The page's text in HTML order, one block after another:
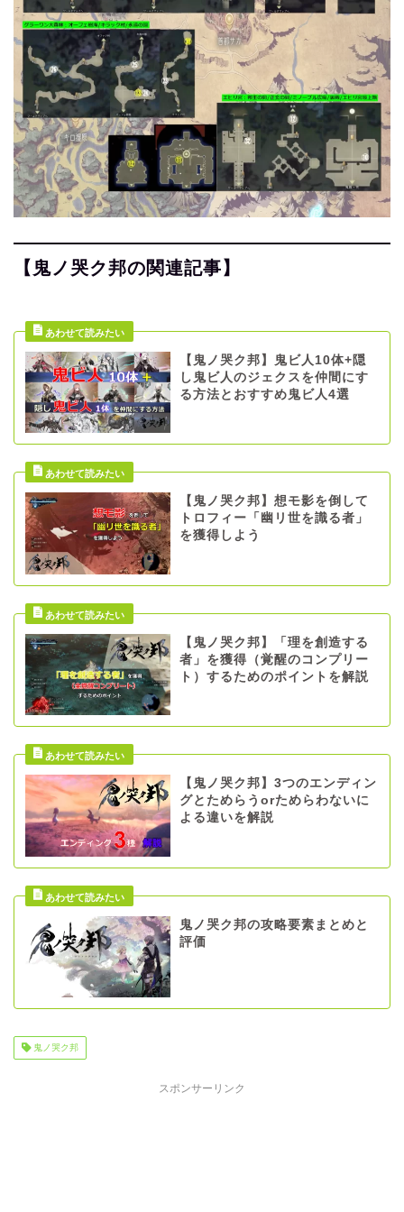
【鬼ノ哭ク邦の関連記事】
【鬼ノ哭ク邦】鬼ビ人10体+隠
し鬼ビ人のジェクスを仲間にす
る方法とおすすめ鬼ビ人4選
【鬼ノ哭ク邦】想モ影を倒して
トロフィー「幽リ世を識る者」
を獲得しよう
【鬼ノ哭ク邦】「理を創造する
者」を獲得（覚醒のコンプリー
ト）するためのポイントを解説
【鬼ノ哭ク邦】3つのエンディン
グとためらうorためらわないに
よる違いを解説
鬼ノ哭ク邦の攻略要素まとめと
評価
鬼ノ哭ク邦
スポンサーリンク